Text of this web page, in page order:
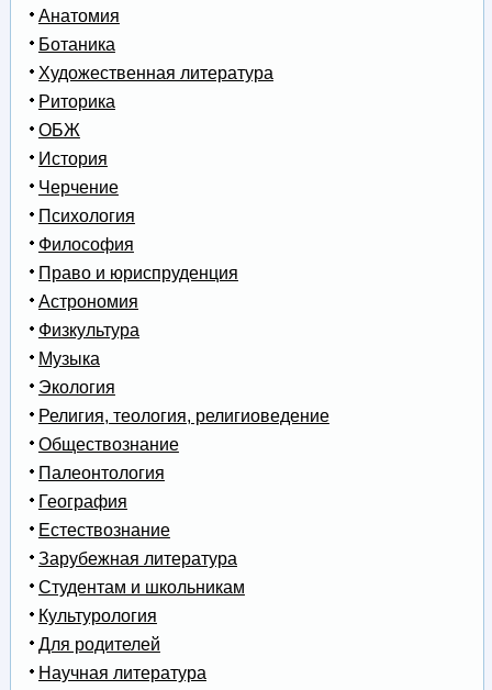
Анатомия
Ботаника
Художественная литература
Риторика
ОБЖ
История
Черчение
Психология
Философия
Право и юриспруденция
Астрономия
Физкультура
Музыка
Экология
Религия, теология, религиоведение
Обществознание
Палеонтология
География
Естествознание
Зарубежная литература
Студентам и школьникам
Культурология
Для родителей
Научная литература